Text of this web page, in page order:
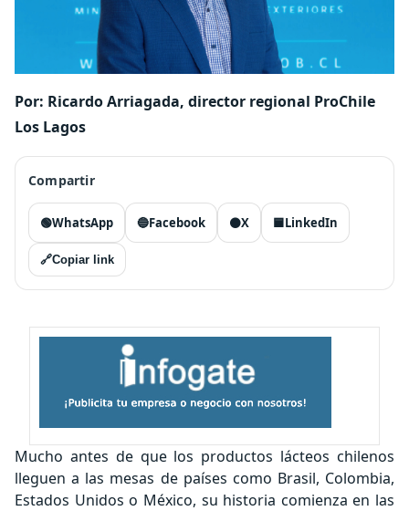
Por: Ricardo Arriagada, director regional ProChile
Los Lagos
Compartir
🟢WhatsApp 🔵Facebook ⚫X 🟦LinkedIn
🔗Copiar link
Mucho antes de que los productos lácteos chilenos
lleguen a las mesas de países como Brasil, Colombia,
Estados Unidos o México, su historia comienza en las